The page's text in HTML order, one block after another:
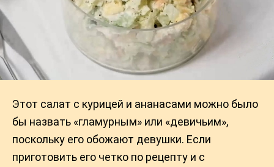
Этот салат с курицей и ананасами можно было
бы назвать «гламурным» или «девичьим»,
поскольку его обожают девушки. Если
приготовить его четко по рецепту и с